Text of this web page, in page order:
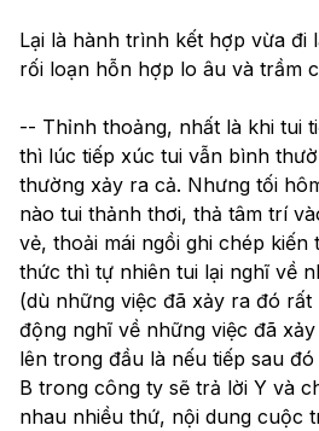
tập trung vào hiện tại.
Tạo sự xao lãng tích cực:
một hoạt động khác cần sự
nghe nhạc (nhưng không
lỏng và suy nghĩ lan man),
động tập trung vào tay như
Tự nhắc nhở bản thân dừng
overthinking, hãy tự nhủ
về điều này sau" và chuyển
Viết ra những suy nghĩ:
trong đầu, hãy viết ra những
này giúp sắp xếp lại suy
tinh thần.
Hít thở sâu: Khi cảm thấy
quá nhiều, hãy thực hành hít
Lại là hành trình kết hợp vừa đi
rối loạn hỗn hợp lo âu và trầm
-- Thỉnh thoảng, nhất là khi tui
thì lúc tiếp xúc tui vẫn bình
thường xảy ra cả. Nhưng tối
nào tui thảnh thơi, thả tâm trí
vẻ, thoải mái ngồi ghi chép kiến
thức thì tự nhiên tui lại nghĩ về
(dù những việc đã xảy ra đó
động nghĩ về những việc đã
lên trong đầu là nếu tiếp sau
B trong công ty sẽ trả lời Y và
nhau nhiều thứ, nội dung cuộc